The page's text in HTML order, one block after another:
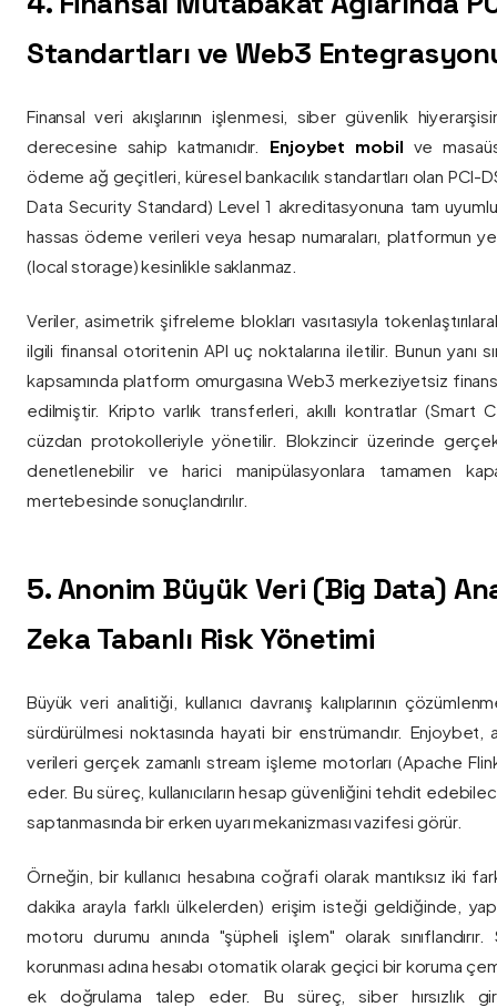
Standartları ve Web3
Finansal veri akışlarının işlenmesi, siber güvenlik
derecesine sahip katmanıdır. Enjoybet mobil ve
ödeme ağ geçitleri, küresel bankacılık standartları olan PCI-
Data Security Standard) Level 1 akreditasyonuna tam
hassas ödeme verileri veya hesap numaraları, platformun
(local storage) kesinlikle saklanmaz.
Veriler, asimetrik şifreleme blokları vasıtasıyla
ilgili finansal otoritenin API uç noktalarına iletilir. Bunun yanı
kapsamında platform omurgasına Web3 merkeziyetsiz
edilmiştir. Kripto varlık transferleri, akıllı kontratlar (Smart
cüzdan protokolleriyle yönetilir. Blokzincir üzerinde
denetlenebilir ve harici manipülasyonlara tamamen
mertebesinde sonuçlandırılır.
5. Anonim Büyük Veri (Big Data)
Zeka Tabanlı Risk Yönetimi
Büyük veri analitiği, kullanıcı davranış kalıplarının
sürdürülmesi noktasında hayati bir enstrümandır. Enjoybet,
verileri gerçek zamanlı stream işleme motorları (Apache Flink
eder. Bu süreç, kullanıcıların hesap güvenliğini tehdit
saptanmasında bir erken uyarı mekanizması vazifesi görür.
Örneğin, bir kullanıcı hesabına coğrafi olarak mantıksız iki
dakika arayla farklı ülkelerden) erişim isteği geldiğinde,
motoru durumu anında "şüpheli işlem" olarak sınıflandırır.
korunması adına hesabı otomatik olarak geçici bir koruma
ek doğrulama talep eder. Bu süreç, siber hırsızlık